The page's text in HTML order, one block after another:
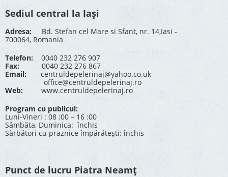
Sediul central la Iași
Adresa: Bd. Stefan cel Mare si Sfant, nr. 14,Iasi -
700064, Romania
Telefon: 0040 232 276 907
Fax: 0040 232 276 867
Email:
centruldepelerinaj@yahoo.co.uk
office@centruldepelerinaj.ro
Web:
www.centruldepelerinaj.ro
Program cu publicul:
Luni-Vineri : 08 :00 – 16 :00
Sâmbăta, Duminica: închis
Sărbători cu praznice împărătești: închis
Punct de lucru Piatra Neamț